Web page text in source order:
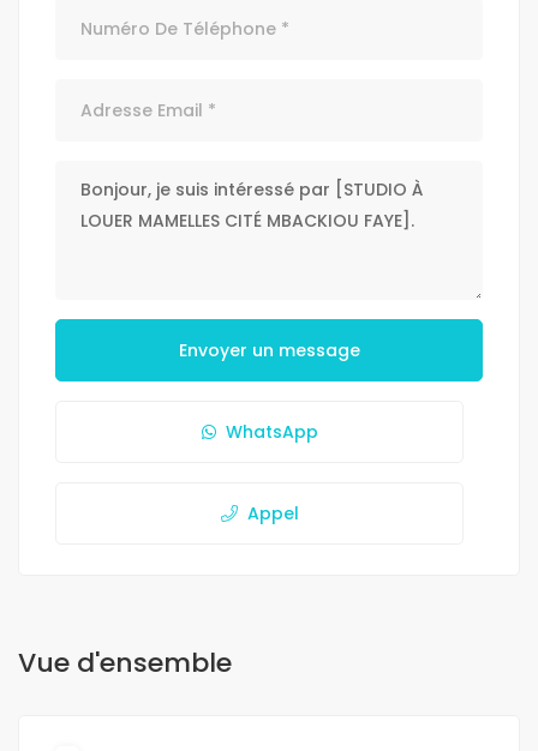
Envoyer un message
WhatsApp
Appel
Vue d'ensemble